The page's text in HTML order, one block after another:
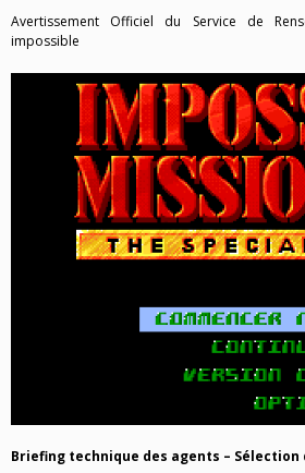
Avertissement Officiel du Service de
impossible
Briefing technique des agents – Sélection